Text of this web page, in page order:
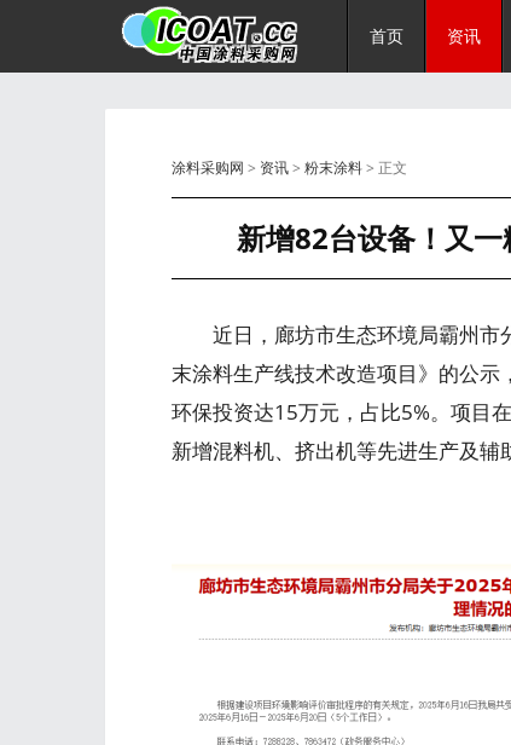
首页 资讯
涂料采购网 > 资讯> 粉末涂料> 正文
新增82台设备！又
近日，廊坊市生态环境局霸州市
末涂料生产线技术改造项目》的公
环保投资达15万元，占比5%。项目
新增混料机、挤出机等先进生产及辅